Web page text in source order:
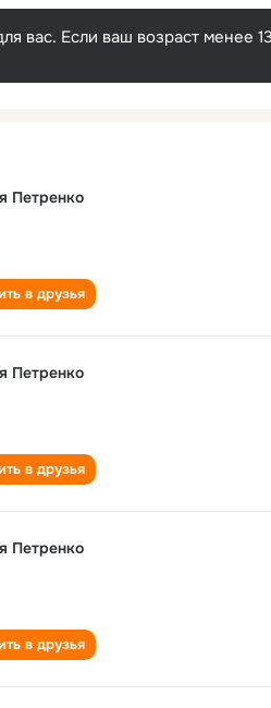
вас. Если ваш возраст менее
Петренко
в друзья
Петренко
в друзья
Петренко
в друзья